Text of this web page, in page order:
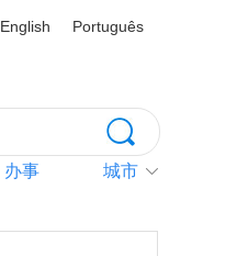
English Português
办事 城市